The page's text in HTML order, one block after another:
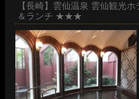
【長崎】雲仙温泉 雲仙観光
＆ランチ ★★★